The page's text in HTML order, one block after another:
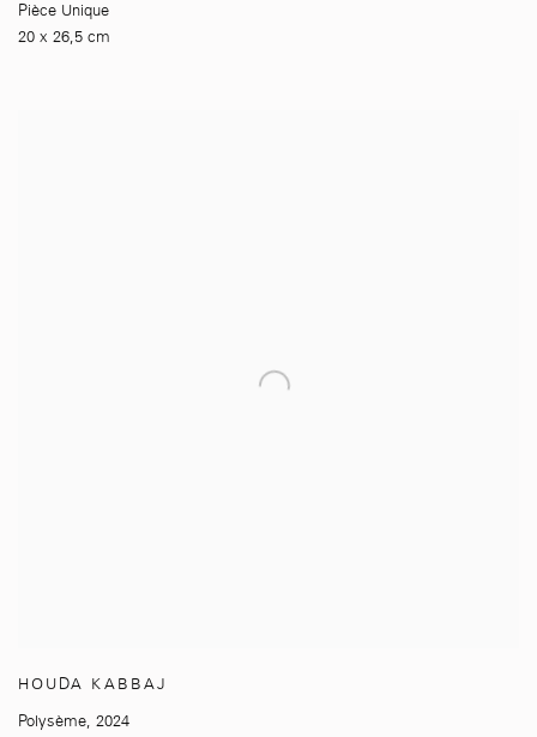
Pièce Unique
20 x 26,5 cm
HOUDA KABBAJ
Polysème, 2024